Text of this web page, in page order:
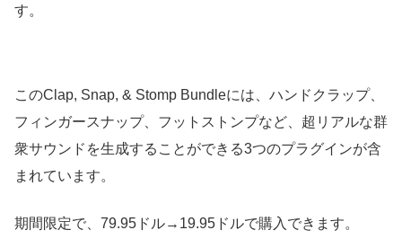
す。
このClap, Snap, & Stomp Bundleには、ハンドクラップ、
フィンガースナップ、フットストンプなど、超リアルな群
衆サウンドを生成することができる3つのプラグインが含
まれています。
期間限定で、79.95ドル→19.95ドルで購入できます。